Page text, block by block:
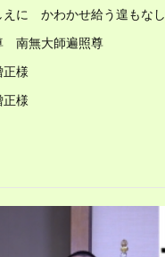
えに かわかせ給う遑もなし
南無大師遍照尊
様
様